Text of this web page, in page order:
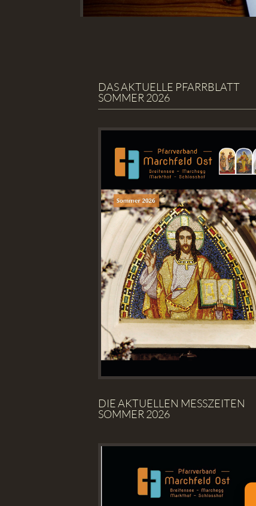
DAS AKTUELLE PFARRBLATT
SOMMER 2026
DIE AKTUELLEN MESSZEITEN
SOMMER 2026